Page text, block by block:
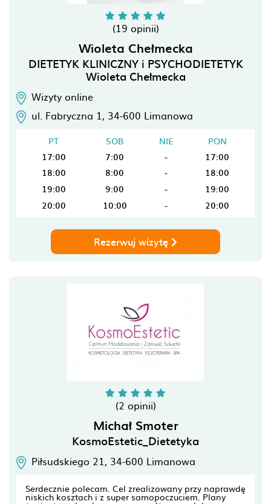
(19 opinii)
Wioleta Chełmecka
DIETETYK KLINICZNY i PSYCHODIETETYK
Wioleta Chełmecka
Wizyty online
ul. Fabryczna 1, 34-600 Limanowa
PT SOB NIE
PON
17:00
7:00 -
17:00
18:00
8:00 -
18:00
19:00
9:00 -
19:00
20:00
10:00 - 20:00
Rezerwuj wizytę
(2 opinii)
Michał Smoter
KosmoEstetic_Dietetyka
Piłsudskiego 21, 34-600 Limanowa
Serdecznie polecam. Cel zrealizowany przy naprawdę
niskich kosztach i z super samopoczuciem. Plany